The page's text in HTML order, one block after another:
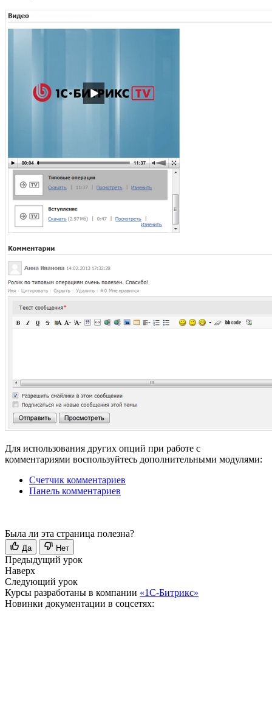
Для использования других опций при работе с
комментариями воспользуйтесь дополнительными модулями:
Счетчик комментариев
Панель комментариев
Была ли эта страница полезна?
Да Нет
Предыдущий урок
Наверх
Следующий урок
Курсы разработаны в компании «1С-Битрикс»
Новинки документации в соцсетях: